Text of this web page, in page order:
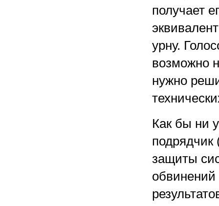
получает
урну.
возможно
нужно
Как бы ни
подрядчик
защиты
обвинений